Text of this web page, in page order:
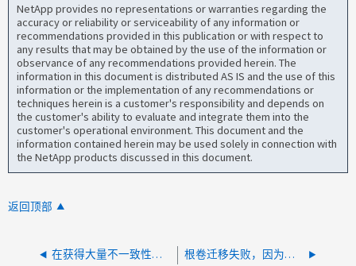
NetApp provides no representations or warranties regarding the
accuracy or reliability or serviceability of any information or
recommendations provided in this publication or with respect to
any results that may be obtained by the use of the information or
observance of any recommendations provided herein. The
information in this document is distributed AS IS and the use of this
information or the implementation of any recommendations or
techniques herein is a customer's responsibility and depends on
the customer's ability to evaluate and integrate them into the
customer's operational environment. This document and the
information contained herein may be used solely in connection with
the NetApp products discussed in this document.
返回顶部
在获得大量不一致性后、根卷已满 根卷迁移失败，因为磁盘上已存在外部根聚合